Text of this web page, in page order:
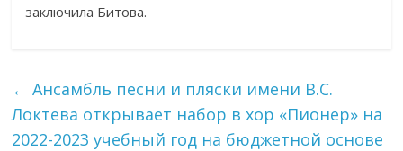
заключила Битова.
← Ансамбль песни и пляски имени В.С.
Локтева открывает набор в хор «Пионер» на
2022-2023 учебный год на бюджетной основе